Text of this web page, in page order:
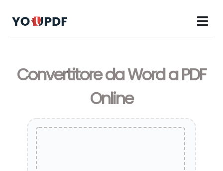
Convertitore da Word a PDF
Online